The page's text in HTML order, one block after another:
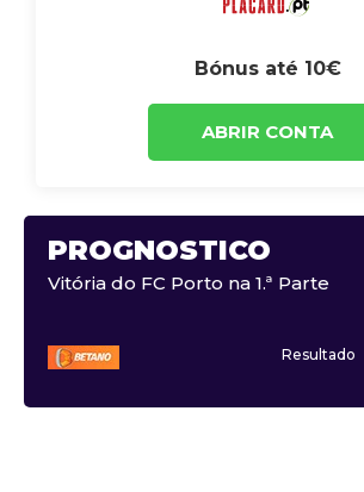
Bónus até 10€
ABRIR CONTA
PROGNÓSTICO
Vitória do FC Porto na 1.ª Parte
Resultado